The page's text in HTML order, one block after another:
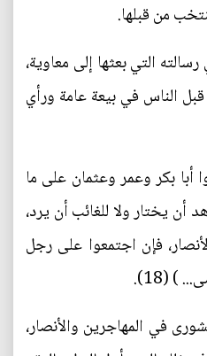
من قبلها.
التي بعثها إلى معاوية،
الناس في بيعة عامة ورأي
أبا بكر وعمر وعثمان على ما
أن يختار ولا للغائب أن يرد،
فإن اجتمعوا على رجل
) (18).
في المهاجرين والأنصار،